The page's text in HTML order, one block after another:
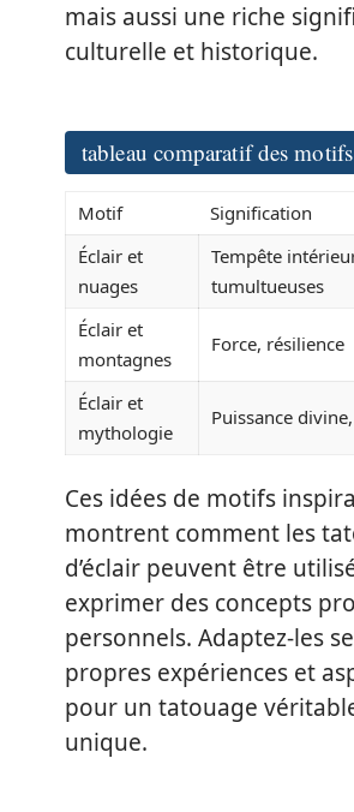
mais aussi une riche
culturelle et historique.
tableau comparatif des motifs
Motif
Signification
Éclair et
nuages
Tempête
tumultueuses
Éclair et
montagnes
Force, résilience
Éclair et
mythologie
Puissance
Ces idées de motifs
montrent comment les
d’éclair peuvent être
exprimer des concepts
personnels. Adaptez-les
propres expériences et
pour un tatouage
unique.